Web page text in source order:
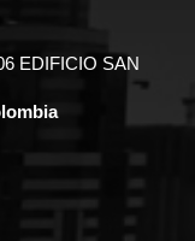
EDIFICIO SAN